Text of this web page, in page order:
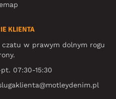
KLIENTA
w prawym dolnym rogu
07:30-15:30